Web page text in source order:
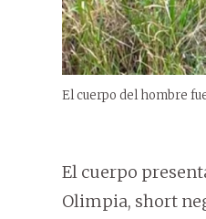
El cuerpo del hombre
El cuerpo
Olimpia, short